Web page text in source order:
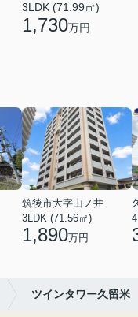
3LDK (71.99㎡)
1,730万円
筑後市大字山ノ井
3LDK (71.56㎡)
1,890万円
ツインタワー久留米